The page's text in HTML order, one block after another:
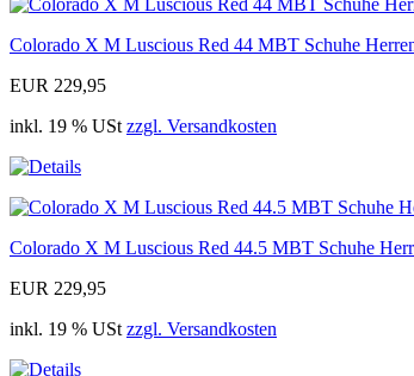
Colorado X M Luscious Red 44 MBT Schuhe
EUR 229,95
inkl. 19 % USt zzgl. Versandkosten
Colorado X M Luscious Red 44.5 MBT Schuhe
EUR 229,95
inkl. 19 % USt zzgl. Versandkosten